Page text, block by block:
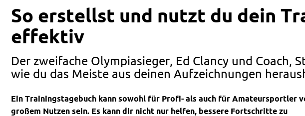
So erstellst und nutzt du dein
effektiv
Der zweifache Olympiasieger, Ed Clancy und Coach,
wie du das Meiste aus deinen Aufzeichnungen
Ein Trainingstagebuch kann sowohl für Profi- als auch für Amateursportler
großem Nutzen sein. Es kann dir nicht nur helfen, bessere Fortschritte zu